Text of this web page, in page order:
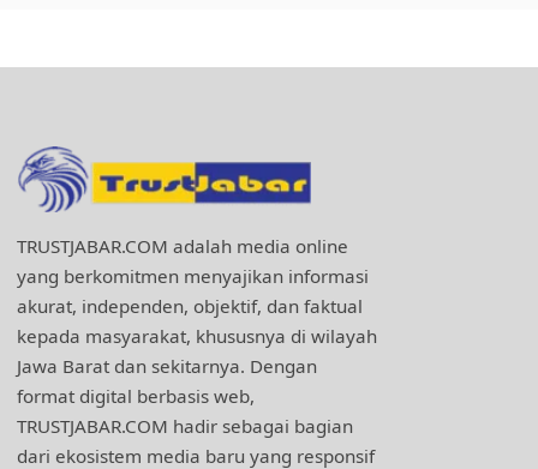
TRUSTJABAR.COM adalah media online
yang berkomitmen menyajikan informasi
akurat, independen, objektif, dan faktual
kepada masyarakat, khususnya di wilayah
Jawa Barat dan sekitarnya. Dengan
format digital berbasis web,
TRUSTJABAR.COM hadir sebagai bagian
dari ekosistem media baru yang responsif